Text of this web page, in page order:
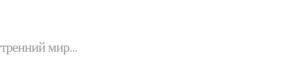
мир...